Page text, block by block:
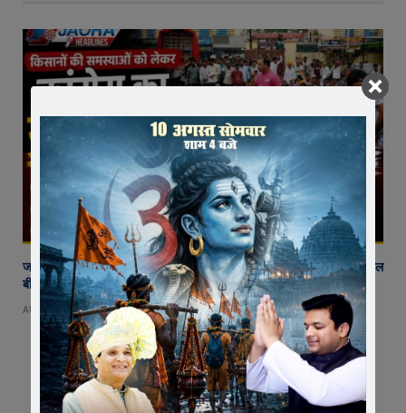
जावरा में किसानों और कांग्रेस का जंगी प्रदर्शन, राजस्व विभाग में भ्रष्टाचार और फसल
बीमा पर जताया आक्रोश
AUGUST 6, 2026